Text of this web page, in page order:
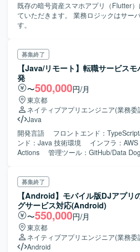
既存の暗号資産スマホアプリ（Flutter
ていただきます。 業務ロジックはサー
す。
募集終了
【Java/リモート】転職サービス
発
〜500,000円/月
東京都
ネイティブアプリエンジニア(業務委
Java
開発言語 フロントエンド：
ンド：Java 技術環境 インフラ：
Actions 管理ツール：GitHub/Data
募集終了
【Android】モバイル版DJアプリ
グサービス対応(Android)
〜550,000円/月
東京都
ネイティブアプリエンジニア(業務委
Android